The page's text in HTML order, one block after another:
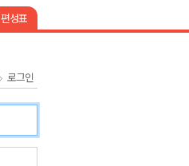
(금)
(금)
(금)
편성표
로그인